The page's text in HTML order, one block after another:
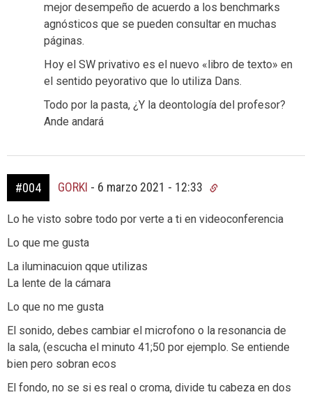
mejor desempeño de acuerdo a los benchmarks
agnósticos que se pueden consultar en muchas
páginas.
Hoy el SW privativo es el nuevo «libro de texto» en
el sentido peyorativo que lo utiliza Dans.
Todo por la pasta, ¿Y la deontología del profesor?
Ande andará
#004 GORKI - 6 marzo 2021 - 12:33
Lo he visto sobre todo por verte a ti en videoconferencia
Lo que me gusta
La iluminacuion qque utilizas
La lente de la cámara
Lo que no me gusta
El sonido, debes cambiar el microfono o la resonancia de
la sala, (escucha el minuto 41;50 por ejemplo. Se entiende
bien pero sobran ecos
El fondo, no se si es real o croma, divide tu cabeza en dos